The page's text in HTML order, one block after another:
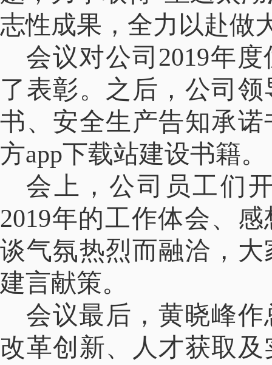
志性成果，全力以赴做
会议对公司2019年
了表彰。之后，公司
书、安全生产告知承
方app下载站建设书籍。
会上，公司员工们
2019年的工作体会、
谈气氛热烈而融洽，
建言献策。
会议最后，黄晓峰
改革创新、人才获取